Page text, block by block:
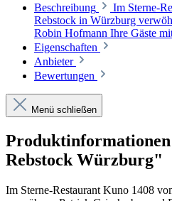
Beschreibung
Im Sterne-
Rebstock in Würzburg
Robin Hofmann Ihre Gäste
Eigenschaften
Anbieter
Bewertungen
Menü schließen
Rebstock Würzburg"
Im Sterne-Restaurant Kuno 1408